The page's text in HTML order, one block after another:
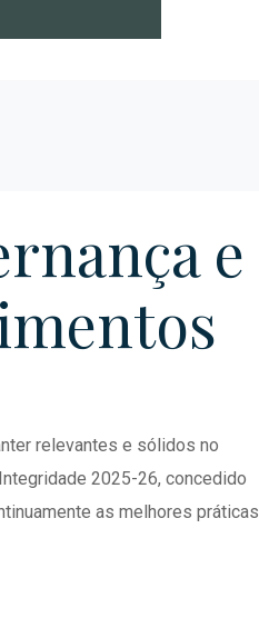
e
relevantes e sólidos no
2025-26, concedido
as melhores práticas